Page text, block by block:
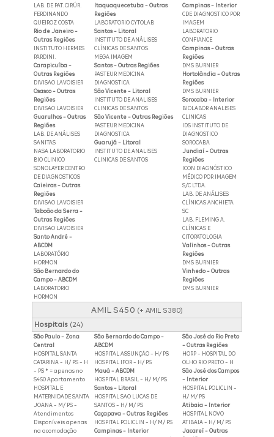
LAB. DE PAT. CIRÚR.
FERDINANDO
QUEIROZ COSTA
Rio de Janeiro -
Outras Regiões
INSTITUTO HERMES
PARDINI.
Carapicuíba -
Outras Regiões
DIVISAO LAVOISIER
Osasco - Outras
Regiões
DIVISAO LAVOISIER
Guarulhos - Outras
Regiões
LAB. DE ANÁLISES
SANITAS
NASA LABORATORIO
BIO CLINICO
SONOLAYER CENTRO
DE DIAGNOSTICOS
Caieiras - Outras
Regiões
DIVISAO LAVOISIER
Taboão da Serra -
Outras Regiões
DIVISAO LAVOISIER
Santo André -
ABCDM
LABORATÓRIO
HORMON
São Bernardo do
Campo - ABCDM
LABORATORIO
HORMON
Itaquaquecetuba - Outras
Regiões
LABORATORIO CYTOLAB
Santos - Litoral
INSTITUTO DE ANÁLISES
CLÍNICAS DE SANTOS.
MEGA IMAGEM
Santos - Outras Regiões
PASTEUR MEDICINA
DIAGNOSTICA
São Vicente - Litoral
INSTITUTO DE ANALISES
CLINICAS DE SANTOS
São Vicente - Outras Regiões
PASTEUR MEDICINA
DIAGNOSTICA
Guarujá - Litoral
INSTITUTO DE ANALISES
CLINICAS DE SANTOS
Campinas - Interior
CDE DIAGNOSTICO POR
IMAGEM
LABORATORIO
CONFIANCE
Campinas - Outras
Regiões
DMS BURNIER
Hortolândia - Outras
Regiões
DMS BURNIER
Sorocaba - Interior
BIOLABOR ANALISES
CLINICAS
IDS INSTITUTO DE
DIAGNOSTICO
SOROCABA
Jundiaí - Outras
Regiões
ICON DIAGNÓSTICO
MÉDICO POR IMAGEM
S/C LTDA.
LAB. DE ANÁLISES
CLÍNICAS ANCHIETA
SC
LAB. FLEMING A.
CLÍNICAS E
CITOPATOLOGIA
Valinhos - Outras
Regiões
DMS BURNIER
Vinhedo - Outras
Regiões
DMS BURNIER
AMIL S450 (+ AMIL S380)
Hospitais(24)
São Paulo - Zona
Central
HOSPITAL SANTA
CATARINA - H/ PS - H
- PS * = apenas no
S450 Apartamento
HOSPITAL E
MATERNIDADE SANTA
JOANA - M/ PS -
Atendimentos
Disponíveis apenas
na acomodação
São Bernardo do Campo -
ABCDM
HOSPITAL ASSUNÇÃO - H/ PS
HOSPITAL IFOR - H/ PS
Mauá - ABCDM
HOSPITAL BRASIL - H/ M/ PS
Santos - Litoral
HOSPITAL SAO LUCAS DE
SANTOS - H/ M/ PS
Caçapava - Outras Regiões
HOSPITAL POLICLIN - H/ M/ PS
Campinas - Interior
São José do Rio Preto
- Outras Regiões
HORP - HOSPITAL DO
OLHO RIO PRETO - H
São José dos Campos
- Interior
HOSPITAL POLICLIN -
H/ M/ PS
Atibaia - Interior
HOSPITAL NOVO
ATIBAIA - H/ M/ PS
Jacareí - Outras